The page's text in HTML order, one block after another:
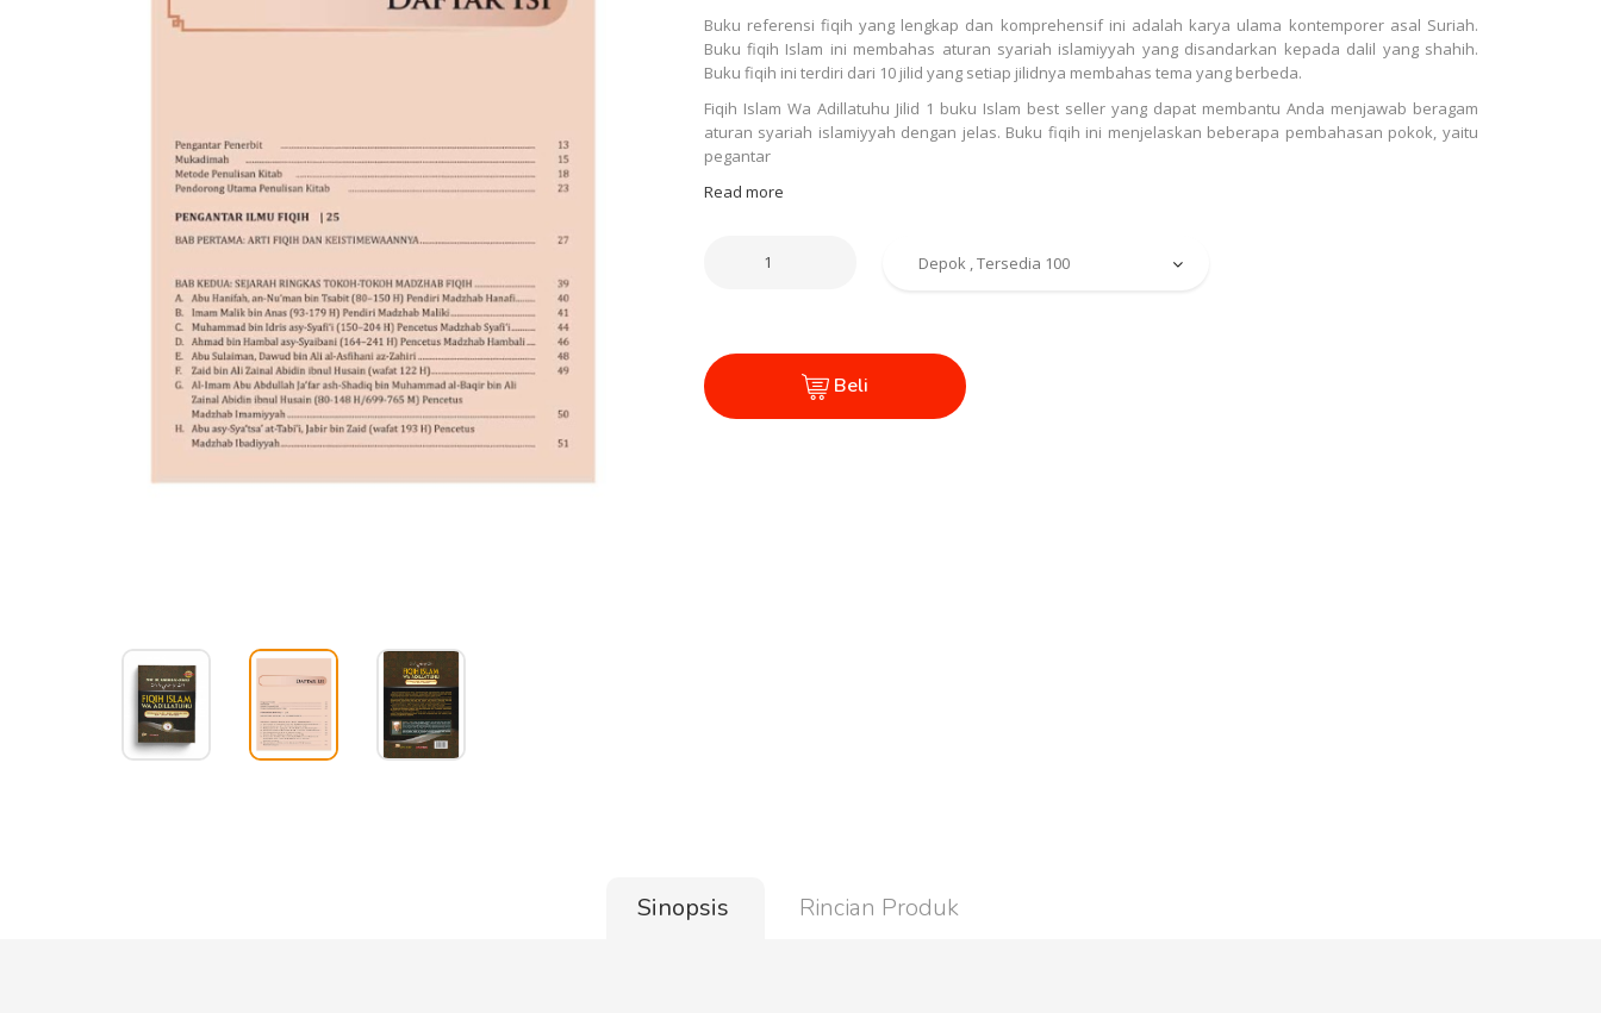
Buku referensi fiqih yang lengkap dan komprehensif ini adalah karya ulama kontemporer asal Suriah.
Buku fiqih Islam ini membahas aturan syariah islamiyyah yang disandarkan kepada dalil yang shahih.
Buku fiqih ini terdiri dari 10 jilid yang setiap jilidnya membahas tema yang berbeda.
Fiqih Islam Wa Adillatuhu Jilid 1 buku Islam best seller yang dapat membantu Anda menjawab beragam
aturan syariah islamiyyah dengan jelas. Buku fiqih ini menjelaskan beberapa pembahasan pokok, yaitu
pegantar
Read more
Beli
Sinopsis Rincian Produk